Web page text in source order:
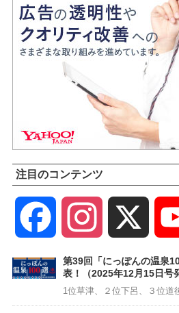
注目のコンテンツ
Facebook Instagram
第39回「にっぽんの温泉
表！（2025年12月15日号
1位草津、２位下呂、３位道